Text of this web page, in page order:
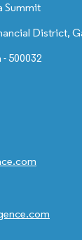
Summit
District,
500032